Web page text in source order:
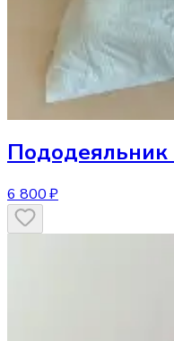
Пододеяльник
6 800 ₽